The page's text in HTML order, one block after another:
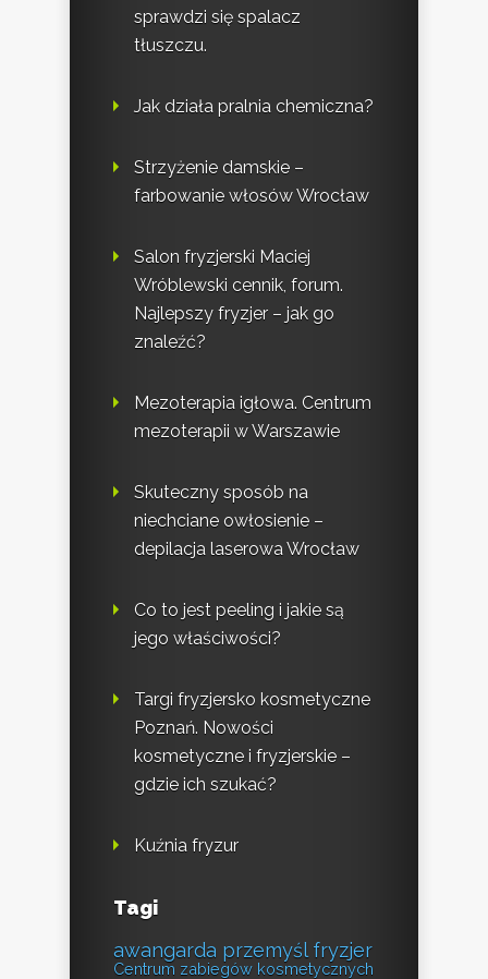
sprawdzi się spalacz
tłuszczu.
Jak działa pralnia chemiczna?
Strzyżenie damskie –
farbowanie włosów Wrocław
Salon fryzjerski Maciej
Wróblewski cennik, forum.
Najlepszy fryzjer – jak go
znaleźć?
Mezoterapia igłowa. Centrum
mezoterapii w Warszawie
Skuteczny sposób na
niechciane owłosienie –
depilacja laserowa Wrocław
Co to jest peeling i jakie są
jego właściwości?
Targi fryzjersko kosmetyczne
Poznań. Nowości
kosmetyczne i fryzjerskie –
gdzie ich szukać?
Kuźnia fryzur
Tagi
awangarda przemyśl fryzjer
Centrum zabiegów kosmetycznych